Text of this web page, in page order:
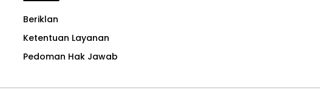
Beriklan
Ketentuan Layanan
Pedoman Hak Jawab